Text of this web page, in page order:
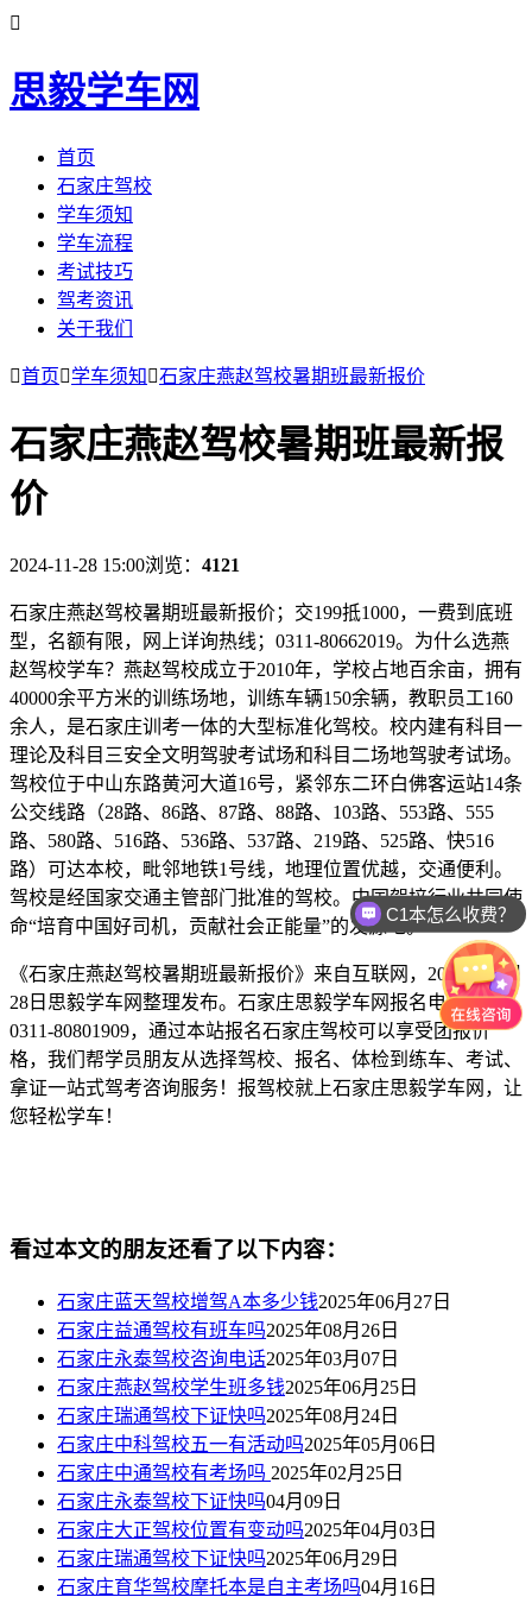

思毅学车网
首页
石家庄驾校
学车须知
学车流程
考试技巧
驾考资讯
关于我们
首页学车须知 石家庄燕赵驾校暑期班最新报价
石家庄燕赵驾校暑期班最新报
价
2024-11-28 15:00浏览： 4121
石家庄燕赵驾校暑期班最新报价；交199抵1000，一费到底班
型，名额有限，网上详询热线；0311-80662019。为什么选燕
赵驾校学车？燕赵驾校成立于2010年，学校占地百余亩，拥有
40000余平方米的训练场地，训练车辆150余辆，教职员工160
余人，是石家庄训考一体的大型标准化驾校。校内建有科目一
理论及科目三安全文明驾驶考试场和科目二场地驾驶考试场。
驾校位于中山东路黄河大道16号，紧邻东二环白佛客运站14条
公交线路（28路、86路、87路、88路、103路、553路、555
路、580路、516路、536路、537路、219路、525路、快516
路）可达本校，毗邻地铁1号线，地理位置优越，交通便利。
驾校是经国家交通主管部门批准的驾校。中国驾培行业共同使
命“培育中国好司机，贡献社会正能量”的发源地。
《石家庄燕赵驾校暑期班最新报价》来自互联网，2024年11月
28日思毅学车网整理发布。石家庄思毅学车网报名电话：
0311-80801909，通过本站报名石家庄驾校可以享受团报价
格，我们帮学员朋友从选择驾校、报名、体检到练车、考试、
拿证一站式驾考咨询服务！报驾校就上石家庄思毅学车网，让
您轻松学车！
看过本文的朋友还看了以下内容：
石家庄蓝天驾校增驾A本多少钱2025年06月27日
石家庄益通驾校有班车吗2025年08月26日
石家庄永泰驾校咨询电话2025年03月07日
石家庄燕赵驾校学生班多钱2025年06月25日
石家庄瑞通驾校下证快吗2025年08月24日
石家庄中科驾校五一有活动吗2025年05月06日
石家庄中通驾校有考场吗 2025年02月25日
石家庄永泰驾校下证快吗04月09日
石家庄大正驾校位置有变动吗2025年04月03日
石家庄瑞通驾校下证快吗2025年06月29日
石家庄育华驾校摩托本是自主考场吗04月16日
C1本怎么收费？